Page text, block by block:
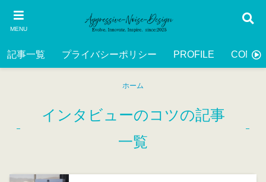
MENU
記事一覧 プライバシーポリシー PROFILE
ホーム
インタビューのコツの記事
一覧